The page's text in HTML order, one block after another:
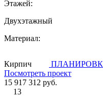
Этажей:
Двухэтажный
Материал:
Кирпич
Посмотреть проект
15 917 312 руб.
13